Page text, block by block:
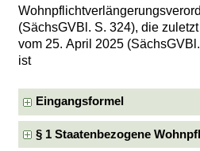
(SächsGVBl. S. 324), die
vom 25. April 2025
ist
Eingangsformel
§ 1 Staatenbezogene